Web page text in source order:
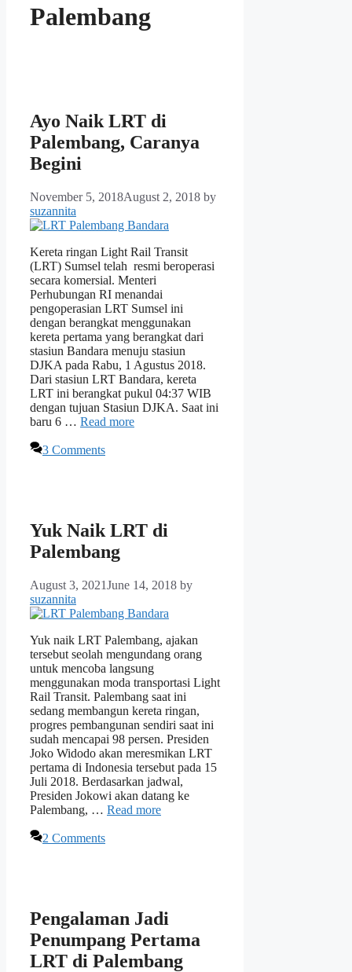
Palembang
Ayo Naik LRT di
Palembang, Caranya
Begini
November 5, 2018August 2, 2018 by
suzannita
Kereta ringan Light Rail Transit
(LRT) Sumsel telah resmi beroperasi
secara komersial. Menteri
Perhubungan RI menandai
pengoperasian LRT Sumsel ini
dengan berangkat menggunakan
kereta pertama yang berangkat dari
stasiun Bandara menuju stasiun
DJKA pada Rabu, 1 Agustus 2018.
Dari stasiun LRT Bandara, kereta
LRT ini berangkat pukul 04:37 WIB
dengan tujuan Stasiun DJKA. Saat ini
baru 6 … Read more
3 Comments
Yuk Naik LRT di
Palembang
August 3, 2021June 14, 2018 by
suzannita
Yuk naik LRT Palembang, ajakan
tersebut seolah mengundang orang
untuk mencoba langsung
menggunakan moda transportasi Light
Rail Transit. Palembang saat ini
sedang membangun kereta ringan,
progres pembangunan sendiri saat ini
sudah mencapai 98 persen. Presiden
Joko Widodo akan meresmikan LRT
pertama di Indonesia tersebut pada 15
Juli 2018. Berdasarkan jadwal,
Presiden Jokowi akan datang ke
Palembang, … Read more
2 Comments
Pengalaman Jadi
Penumpang Pertama
LRT di Palembang